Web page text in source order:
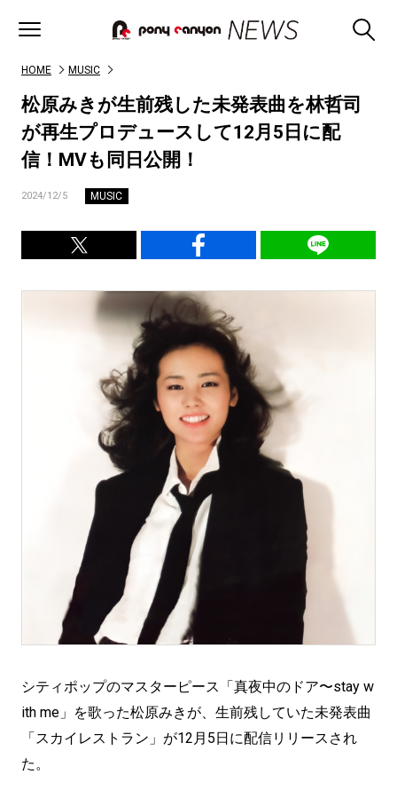
HOME MUSIC
松原みきが生前残した未発表曲を林哲司
が再生プロデュースして12月5日に配
信！MVも同日公開！
2024/12/5 MUSIC
シティポップのマスターピース「真夜中のドア〜stay w
ith me」を歌った松原みきが、生前残していた未発表曲
「スカイレストラン」が12月5日に配信リリースされ
た。